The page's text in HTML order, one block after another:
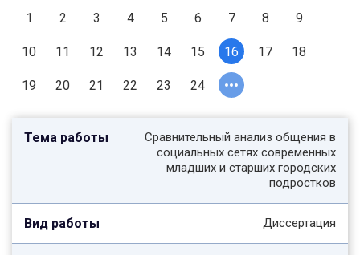
1 2 3 4 5 6 7 8 9
10 11 12 13 14 15 16 17 18
19 20 21 22 23 24
Сравнительный анализ общения в
социальных сетях современных
младших и старших городских
подростков
Диссертация